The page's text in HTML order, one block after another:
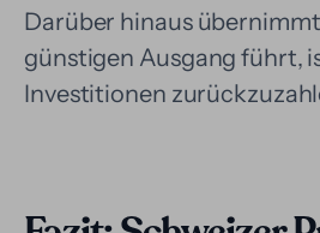
Darüber hinaus
günstigen Ausgang führt,
Investitionen